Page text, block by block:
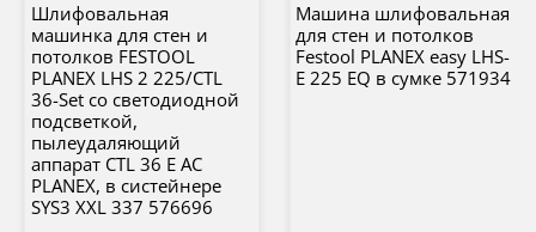
Шлифовальная
машинка для стен и
потолков FESTOOL
PLANEX LHS 2 225/CTL
36-Set со светодиодной
подсветкой,
пылеудаляющий
аппарат CTL 36 E AC
PLANEX, в систейнере
SYS3 XXL 337 576696
Машина шлифовальная
для стен и потолков
Festool PLANEX easy LHS-
E 225 EQ в сумке 571934